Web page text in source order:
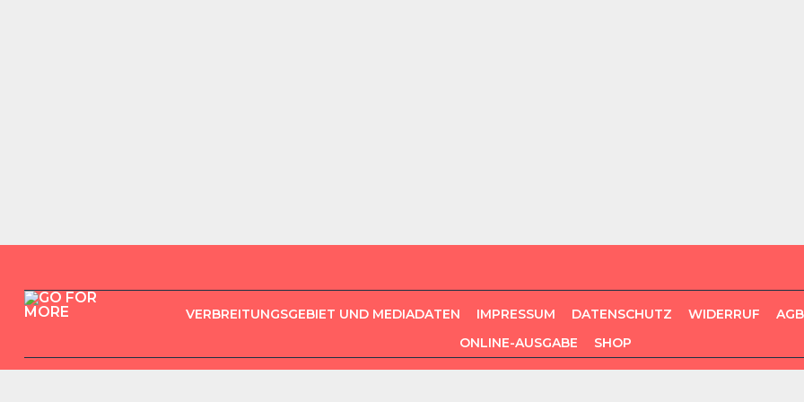
VERBREITUNGSGEBIET UND MEDIADATEN IMPRESSUM DATENSCHUTZ WIDERRUF AGB
ONLINE-AUSGABE
SHOP